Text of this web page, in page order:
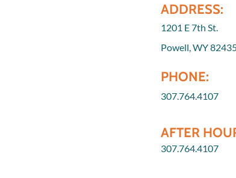
ADDRESS:
1201 E 7th St.
Powell, WY
PHONE:
307.764.4107
AFTER
307.764.4107